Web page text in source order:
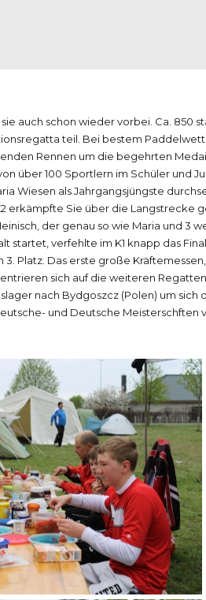
auch schon wieder vorbei. Ca. 850
teil. Bei bestem
Rennen um die begehrten
über 100 Sportlern im Schüler und
Wiesen als Jahrgangsjüngste
erkämpfte Sie über die Langstrecke
der genau so wie Maria und 3
startet, verfehlte im K1 knapp das
3. Platz. Das erste große
sich auf die weiteren
nach Bydgoszcz (Polen) um
und Deutsche Meisterschften